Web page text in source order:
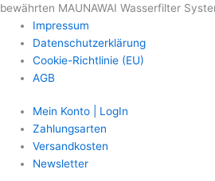
bewährten MAUNAWAI Wasserfilter
Impressum
Datenschutzerklärung
Cookie-Richtlinie (EU)
AGB
Mein Konto | LogIn
Zahlungsarten
Versandkosten
Newsletter